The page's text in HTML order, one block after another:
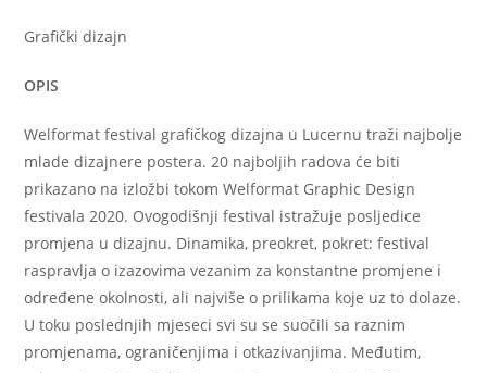
Grafički dizajn
OPIS
Welformat festival grafičkog dizajna u Lucernu traži najbolje
mlade dizajnere postera. 20 najboljih radova će biti
prikazano na izložbi tokom Welformat Graphic Design
festivala 2020. Ovogodišnji festival istražuje posljedice
promjena u dizajnu. Dinamika, preokret, pokret: festival
raspravlja o izazovima vezanim za konstantne promjene i
određene okolnosti, ali najviše o prilikama koje uz to dolaze.
U toku poslednjih mjeseci svi su se suočili sa raznim
promjenama, ograničenjima i otkazivanjima. Međutim,